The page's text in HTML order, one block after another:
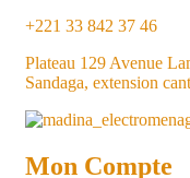
+221 33 842 37 46
Plateau 129 Avenue
Sandaga, extension
Mon Compte